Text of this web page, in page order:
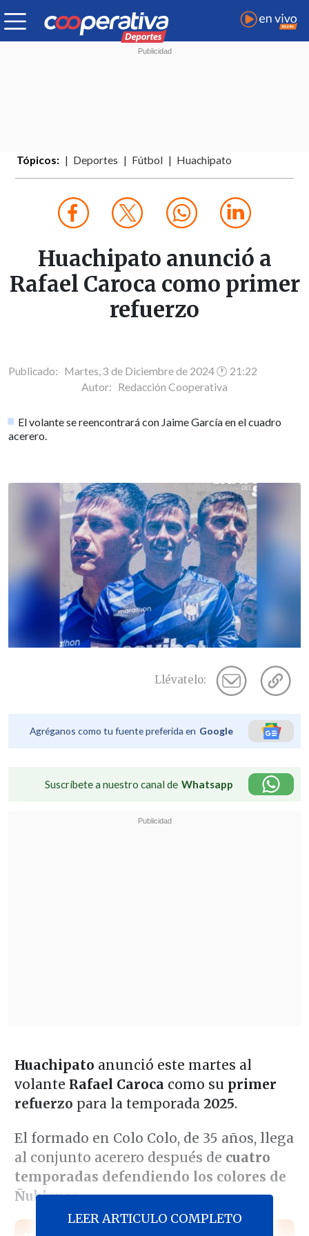
Tópicos: Deportes Fútbol Huachipato
Huachipato anunció a
Rafael Caroca como primer
refuerzo
Publicado: Martes, 3 de Diciembre de 2024 🕐 21:22
Autor: Redacción Cooperativa
El volante se reencontrará con Jaime García en el cuadro
acerero.
Llévatelo:
Agréganos como tu fuente preferida en Google
Suscríbete a nuestro canal de Whatsapp
Huachipato anunció este martes al
volante Rafael Caroca como su primer
refuerzo para la temporada 2025.
El formado en Colo Colo, de 35 años, llega
al conjunto acerero después de cuatro
temporadas defendiendo los colores de
Ñublense.
LEER ARTICULO COMPLETO